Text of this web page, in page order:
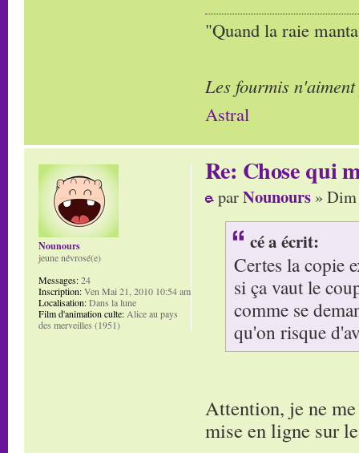
"Quand la raie
Les fourmis
Astral
Re: Chose qui
parNounours »
cé a écrit:
Certes la copie
si ça vaut le
comme se
qu'on risque
Attention, je ne
mise en ligne sur
Nounours
jeune névrosé(e)
Messages:24
Inscription:Ven Mai 21, 2010 10:54 am
Localisation:Dans la lune
Film d'animation culte:Alice au pays
des merveilles (1951)